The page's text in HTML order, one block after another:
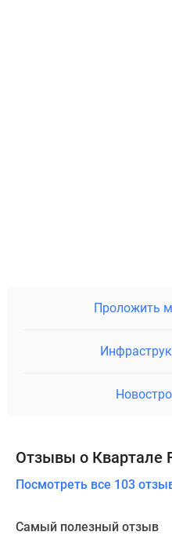
Проложить
Отзывы о Квартале
Посмотреть все 103
Самый полезный отзыв